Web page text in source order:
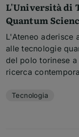
L'Università di
Quantum
L'Ateneo aderisce
alle tecnologie
del polo torinese
ricerca
Tecnologia